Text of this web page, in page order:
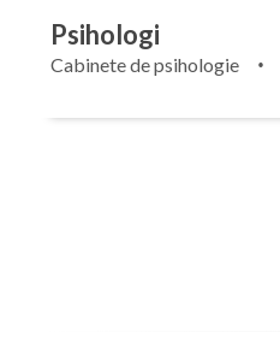
Psihologi
Cabinete de psihologie